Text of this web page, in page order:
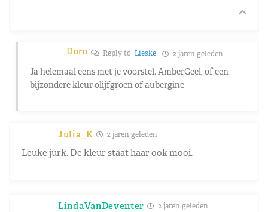
Doro Reply to Lieske 2 jaren geleden
Ja helemaal eens met je voorstel. AmberGeel, of een
bijzondere kleur olijfgroen of aubergine
Julia_K 2 jaren geleden
Leuke jurk. De kleur staat haar ook mooi.
LindaVanDeventer 2 jaren geleden